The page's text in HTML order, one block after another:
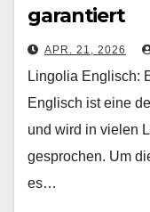
garantiert
APR. 21, 2026
Lingolia Englisch:
Englisch ist eine
und wird in vielen
gesprochen. Um
es…